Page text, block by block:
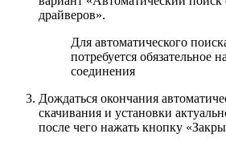
драйверов».
Для автоматического
потребуется обязательное
соединения
Дождаться окончания
скачивания и установки
после чего нажать кнопку